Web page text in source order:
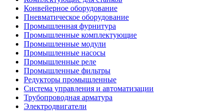
Конвейерное оборудование
Пневматическое оборудование
Промышленная фурнитура
Промышленные комплектующие
Промышленные модули
Промышленные насосы
Промышленные реле
Промышленные фильтры
Редукторы промышленные
Система управления и автоматизации
Трубопроводная арматура
Электродвигатели